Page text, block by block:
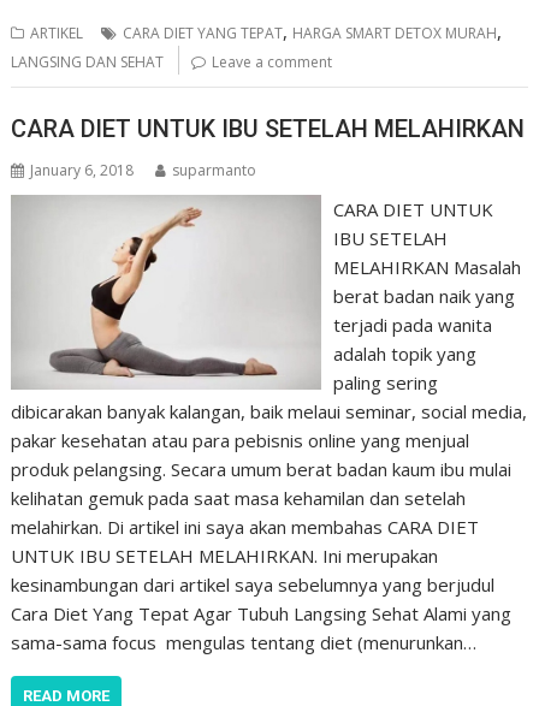
ARTIKEL CARA DIET YANG TEPAT, HARGA SMART DETOX MURAH,
LANGSING DAN SEHAT Leave a comment
CARA DIET UNTUK IBU SETELAH MELAHIRKAN
January 6, 2018 suparmanto
CARA DIET UNTUK
IBU SETELAH
MELAHIRKAN Masalah
berat badan naik yang
terjadi pada wanita
adalah topik yang
paling sering
dibicarakan banyak kalangan, baik melaui seminar, social media,
pakar kesehatan atau para pebisnis online yang menjual
produk pelangsing. Secara umum berat badan kaum ibu mulai
kelihatan gemuk pada saat masa kehamilan dan setelah
melahirkan. Di artikel ini saya akan membahas CARA DIET
UNTUK IBU SETELAH MELAHIRKAN. Ini merupakan
kesinambungan dari artikel saya sebelumnya yang berjudul
Cara Diet Yang Tepat Agar Tubuh Langsing Sehat Alami yang
sama-sama focus mengulas tentang diet (menurunkan…
READ MORE